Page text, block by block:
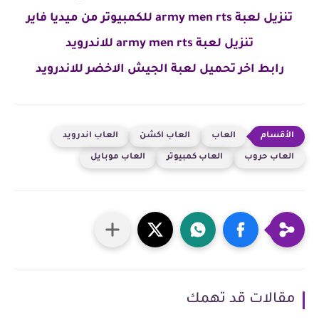
تنزيل لعبة army men rts للكمبيوتر من ميديا فاير
تنزيل لعبة army men rts للاندرويد
رابط اخر تحميل لعبة الجيش الاخضر للاندرويد
العاب العاب اكشن العاب اندرويد
العاب حروب العاب كمبيوتر العاب موبايل
مقالات قد تهمك